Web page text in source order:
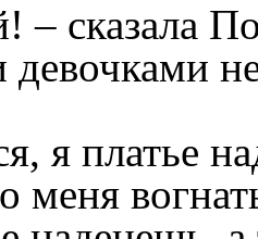
– сказала
я платье
меня